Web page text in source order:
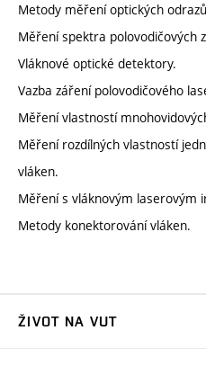
Metody měření optických
Měření spektra polovodičových
Vláknové optické detektory.
Vazba záření polovodičového
Měření vlastností
Měření rozdílných vlastností
vláken.
Měření s vláknovým laserovým
Metody konektorování vláken.
ŽIVOT NA VUT